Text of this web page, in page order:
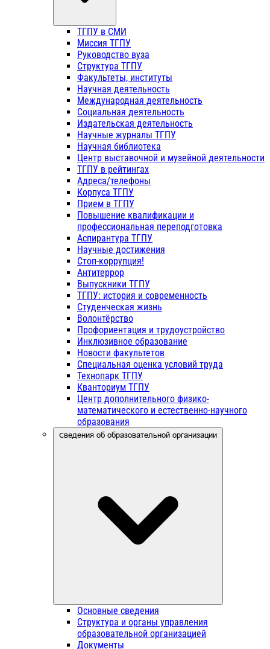
ТГПУ в СМИ
Миссия ТГПУ
Руководство вуза
Структура ТГПУ
Факультеты, институты
Научная деятельность
Международная деятельность
Социальная деятельность
Издательская деятельность
Научные журналы ТГПУ
Научная библиотека
Центр выставочной и музейной деятельности
ТГПУ в рейтингах
Адреса/телефоны
Корпуса ТГПУ
Прием в ТГПУ
Повышение квалификации и
профессиональная переподготовка
Аспирантура ТГПУ
Научные достижения
Стоп-коррупция!
Антитеррор
Выпускники ТГПУ
ТГПУ: история и современность
Студенческая жизнь
Волонтёрство
Профориентация и трудоустройство
Инклюзивное образование
Новости факультетов
Специальная оценка условий труда
Технопарк ТГПУ
Кванториум ТГПУ
Центр дополнительного физико-
математического и естественно-научного
образования
Сведения об образовательной организации
Основные сведения
Структура и органы управления
образовательной организацией
Документы